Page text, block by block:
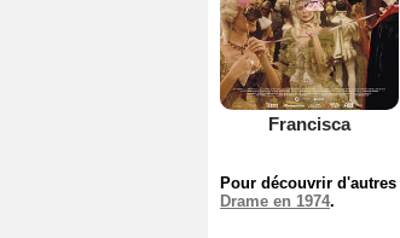
Francisca
Pour découvrir
Drame en 1974.